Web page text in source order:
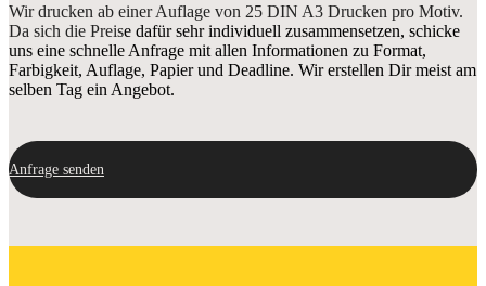
Wir drucken ab einer Auflage von 25 DIN A3 Drucken pro Motiv.
Da sich die Preise dafür sehr individuell zusammensetzen, schicke
uns eine schnelle Anfrage mit allen Informationen zu Format,
Farbigkeit, Auflage, Papier und Deadline. Wir erstellen Dir meist am
selben Tag ein Angebot.
Anfrage senden